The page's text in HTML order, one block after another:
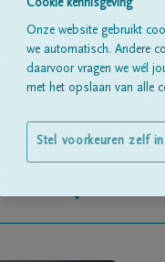
Cookie kennisgeving
Onze website gebruikt
we automatisch. Andere
daarvoor vragen we wél
met het opslaan van alle
Stel voorkeuren zelf in